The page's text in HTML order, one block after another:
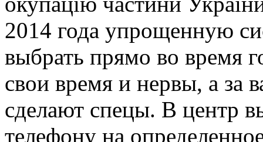
2014 года упрощенную
выбрать прямо во время
свои время и нервы, а за
сделают спецы. В центр
телефону на